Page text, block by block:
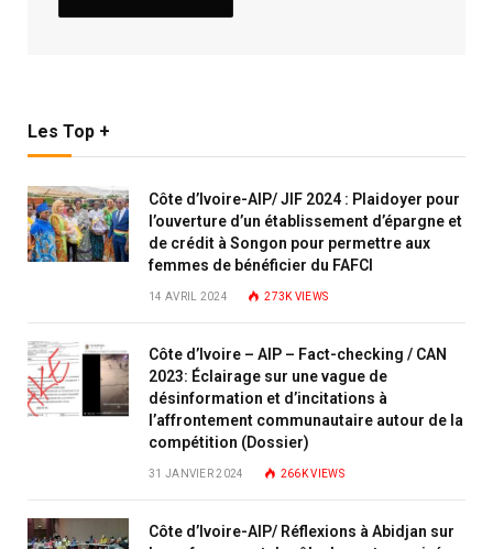
Les Top +
Côte d’Ivoire-AIP/ JIF 2024 : Plaidoyer pour
l’ouverture d’un établissement d’épargne et
de crédit à Songon pour permettre aux
femmes de bénéficier du FAFCI
14 AVRIL 2024 273KVIEWS
Côte d’Ivoire – AIP – Fact-checking / CAN
2023: Éclairage sur une vague de
désinformation et d’incitations à
l’affrontement communautaire autour de la
compétition (Dossier)
31 JANVIER 2024 266KVIEWS
Côte d’Ivoire-AIP/ Réflexions à Abidjan sur